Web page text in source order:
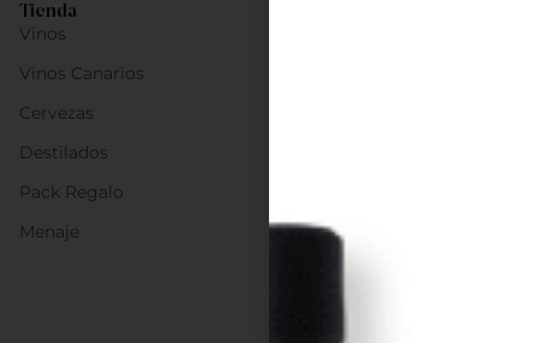
Tienda
Vinos
Vinos Canarios
Cervezas
Destilados
Pack Regalo
Menaje